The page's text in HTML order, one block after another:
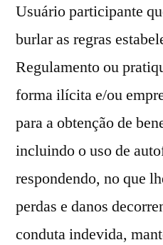
Usuário participante
burlar as regras
Regulamento ou
forma ilícita e/ou
para a obtenção de
incluindo o uso de
respondendo, no que
perdas e danos
conduta indevida,